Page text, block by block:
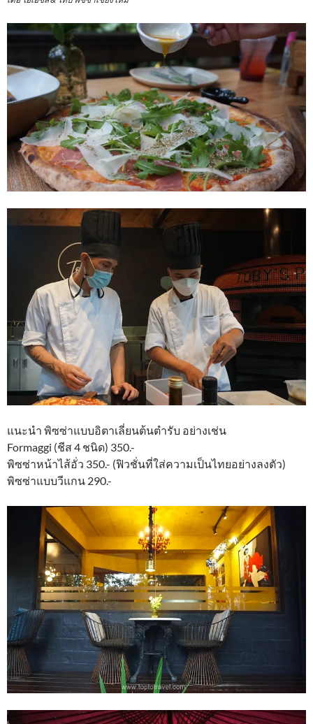
แนะนำ พิซซ่าแบบอิตาเลี่ยนต้นตำรับ อย่างเช่น
Formaggi (ชีส 4 ชนิด) 350.-
พิซซ่าหน้าไส้อั่ว 350.- (ฟิวชั่นที่ใส่ความเป็นไทยอย่างลงตัว)
พิซซ่าแบบวีแกน 290.-